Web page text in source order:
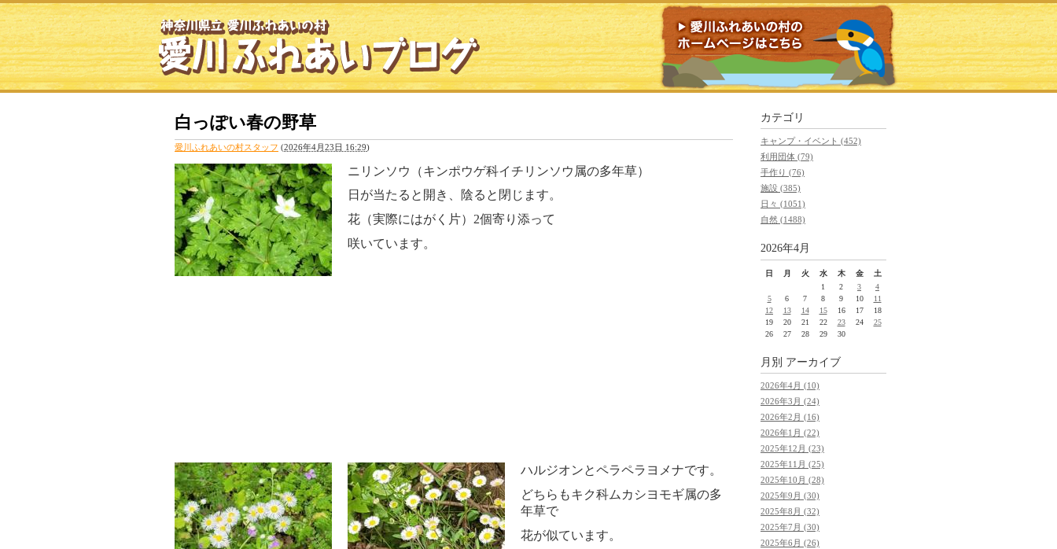
白っぽい春の野草
愛川ふれあいの村スタッフ (2026年4月23日 16:29)
ニリンソウ（キンポウゲ科イチリンソウ属の多年草）
日が当たると開き、陰ると閉じます。
花（実際にはがく片）2個寄り添って
咲いています。
ハルジオンとペラペラヨメナです。
どちらもキク科ムカシヨモギ属の多
年草で
花が似ています。
カテゴリ
キャンプ・イベント (452)
利用団体 (79)
手作り (76)
施設 (385)
日々 (1051)
自然 (1488)
2026年4月
日 月 火 水 木 金
土
1
2 3
4
5
6 7 8 9 10
11
12
13 14 15 16 17
18
19
20 21 22 23 24
25
26
27 28 29 30
月別 アーカイブ
2026年4月 (10)
2026年3月 (24)
2026年2月 (16)
2026年1月 (22)
2025年12月 (23)
2025年11月 (25)
2025年10月 (28)
2025年9月 (30)
2025年8月 (32)
2025年7月 (30)
2025年6月 (26)